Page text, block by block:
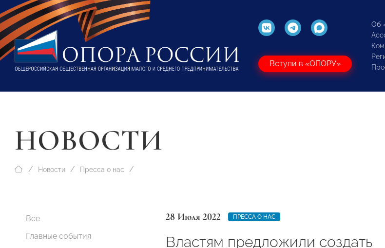
Вступи в «ОПОРУ»
Об
НОВОСТИ
Новости Пресса о нас
Все
Главные события
28 Июля 2022 ПРЕССА О НАС
Властям предложили создать